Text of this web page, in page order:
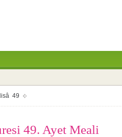
49
49. Ayet Meali